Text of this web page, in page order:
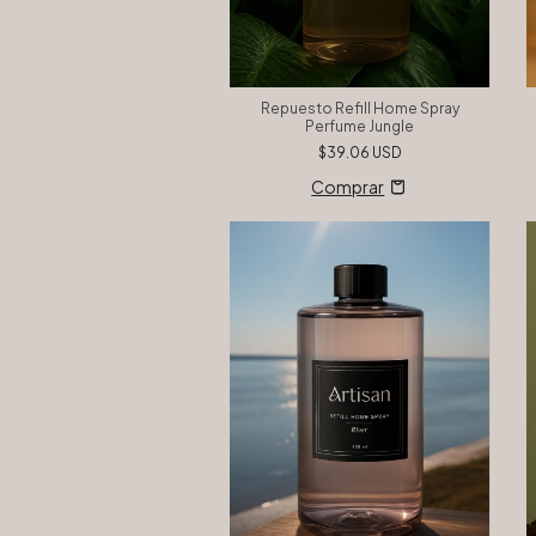
Repuesto Refill Home Spray
Perfume Jungle
$39.06 USD